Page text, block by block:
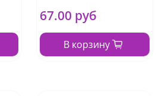
67.00 руб
В корзину